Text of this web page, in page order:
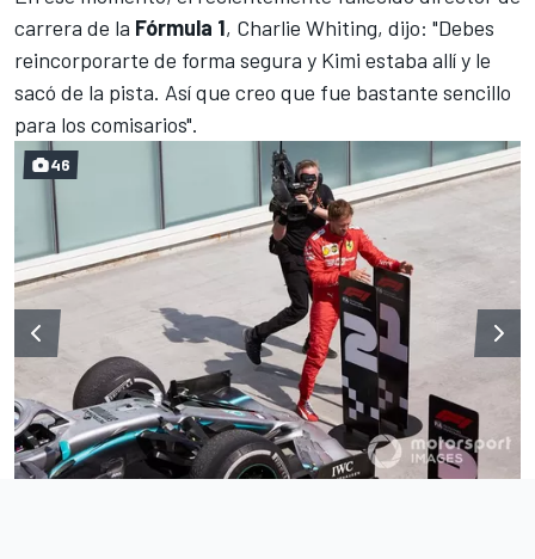
carrera de la Fórmula 1, Charlie Whiting, dijo: "Debes
reincorporarte de forma segura y Kimi estaba allí y le
sacó de la pista. Así que creo que fue bastante sencillo
para los comisarios".
46